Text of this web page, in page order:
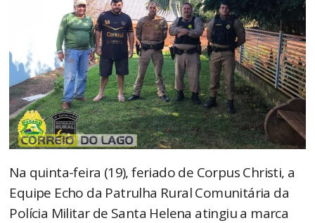
Na quinta-feira (19), feriado de Corpus Christi, a
Equipe Echo da Patrulha Rural Comunitária da
Polícia Militar de Santa Helena atingiu a marca